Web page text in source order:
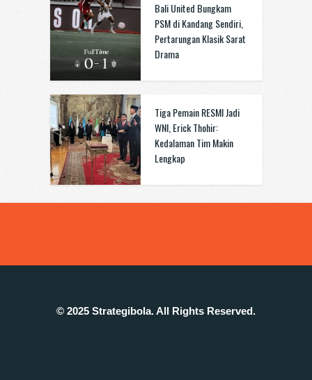
Bali United Bungkam
PSM di Kandang Sendiri,
Pertarungan Klasik Sarat
Drama
Tiga Pemain RESMI Jadi
WNI, Erick Thohir:
Kedalaman Tim Makin
Lengkap
© 2025 Strategibola. All Rights Reserved.